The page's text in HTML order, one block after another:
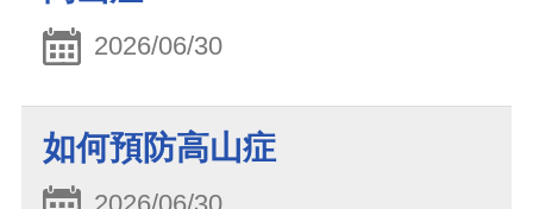
2026/06/30
如何預防高山症